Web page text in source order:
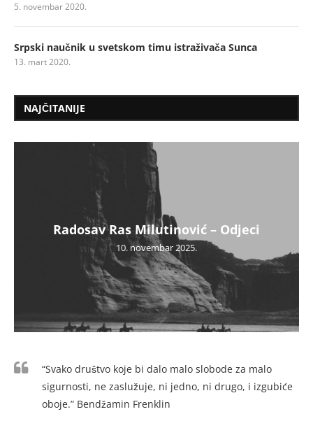
5. novembar 2020.
Srpski naučnik u svetskom timu istraživača Sunca
13. mart 2020.
NAJČITANIJE
Radosav Ras Milutinović – Odjeci
10. novembar 2025.
“Svako društvo koje bi dalo malo slobode za malo
sigurnosti, ne zaslužuje, ni jedno, ni drugo, i izgubiće
oboje.” Bendžamin Frenklin